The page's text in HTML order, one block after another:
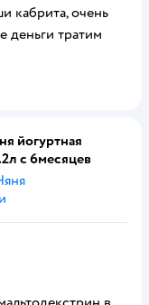
кабрита, очень
деньги тратим
йогуртная
с 6месяцев